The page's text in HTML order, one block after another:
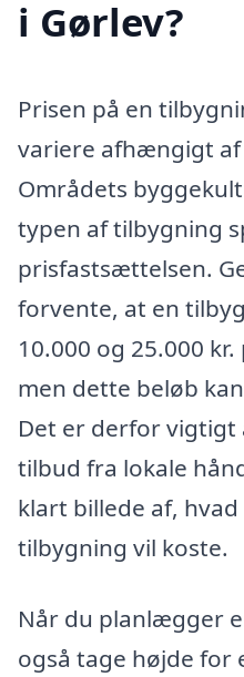
i Gørlev?
Prisen på en
variere afhængigt
Områdets
typen af tilbygning
prisfastsættelsen.
forvente, at en
10.000 og 25.000
men dette beløb
Det er derfor
tilbud fra lokale
klart billede af,
tilbygning vil koste.
Når du planlægger
også tage højde for